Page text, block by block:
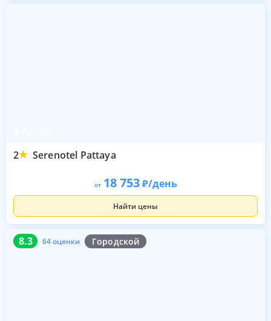
2 Serenotel Pattaya
от 18 753 /день
Найти цены
8.3 64 оценки Городской
8.3 64 оценки